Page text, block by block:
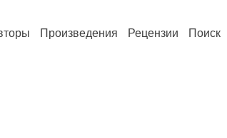
Произведения Рецензии Поиск